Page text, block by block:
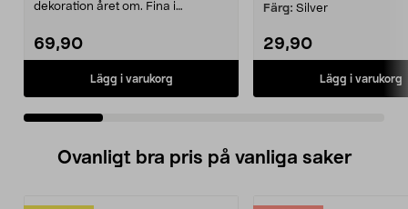
dekoration året om. Fina i
69,90
Lägg i varukorg
Färg: Silver
29,90
Lägg i varukorg
Ovanligt bra pris på vanliga saker